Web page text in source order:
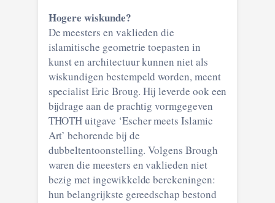
Hogere wiskunde?
De meesters en vaklieden die
islamitische geometrie toepasten in
kunst en architectuur kunnen niet als
wiskundigen bestempeld worden, meent
specialist Eric Broug. Hij leverde ook een
bijdrage aan de prachtig vormgegeven
THOTH uitgave ‘Escher meets Islamic
Art’ behorende bij de
dubbeltentoonstelling. Volgens Brough
waren die meesters en vaklieden niet
bezig met ingewikkelde berekeningen:
hun belangrijkste gereedschap bestond